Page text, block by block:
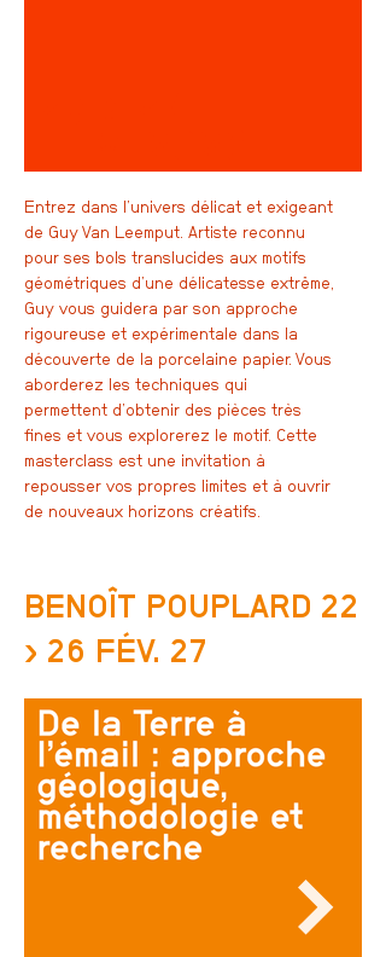
Entrez dans l’univers délicat et exigeant
de Guy Van Leemput. Artiste reconnu
pour ses bols translucides aux motifs
géométriques d’une délicatesse extrême,
Guy vous guidera par son approche
rigoureuse et expérimentale dans la
découverte de la porcelaine papier. Vous
aborderez les techniques qui
permettent d’obtenir des pièces très
fines et vous explorerez le motif. Cette
masterclass est une invitation à
repousser vos propres limites et à ouvrir
de nouveaux horizons créatifs.
BENOÎT POUPLARD 22
› 26 FÉV. 27